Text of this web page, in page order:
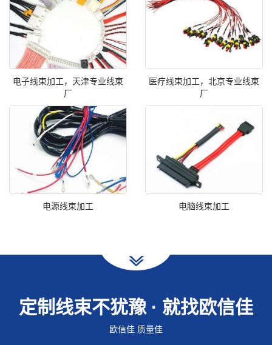
电子线束加工，天津专业线束
厂
医疗线束加工，北京专业线束
厂
电源线束加工 电脑线束加工
定制线束不犹豫 · 就找欧信佳
欧信佳 质量佳